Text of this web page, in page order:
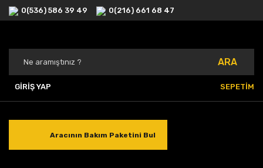
0(536) 586 39 49 0(216) 661 68 47
ARA
GİRİŞ YAP SEPETİM
Aracının Bakım Paketini Bul